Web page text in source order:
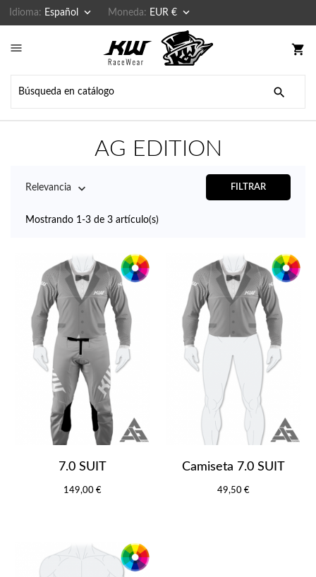
Idioma: Español  Moneda: EUR € 
 shopping_cart

AG EDITION
Relevancia  FILTRAR
Mostrando 1-3 de 3 artículo(s)
7.0 SUIT
149,00 €
Camiseta 7.0 SUIT
49,50 €